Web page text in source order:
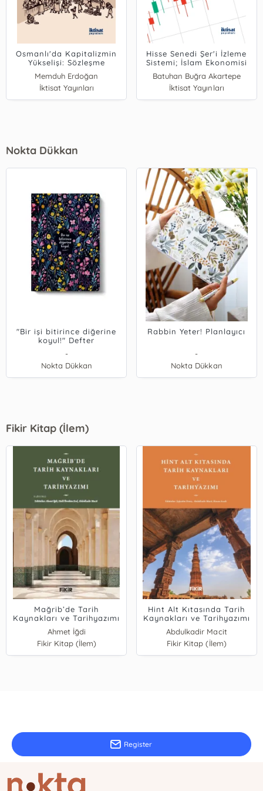
Osmanlı'da Kapitalizmin
Yükselişi: Sözleşme
Serbestisi Tartışmaları
Memduh Erdoğan
İktisat Yayınları
Hisse Senedi Şer'i İzleme
Sistemi; İslam Ekonomisi
Açısından Bir
Değerlendirme
Batuhan Buğra Akartepe
İktisat Yayınları
Nokta Dükkan
"Bir işi bitirince diğerine
koyul!" Defter
-
Nokta Dükkan
Rabbin Yeter! Planlayıcı
-
Nokta Dükkan
Fikir Kitap (İlem)
Mağrib’de Tarih
Kaynakları ve Tarihyazımı
Ahmet İğdi
Halil İbrahim Erol
Abdulkadir Macit
Fikir Kitap (İlem)
Hint Alt Kıtasında Tarih
Kaynakları ve Tarihyazımı
Abdulkadir Macit
Hasan Asadi
Şefaattin Deniz
Fikir Kitap (İlem)
Register